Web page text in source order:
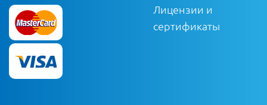
Лицензии и
сертификаты